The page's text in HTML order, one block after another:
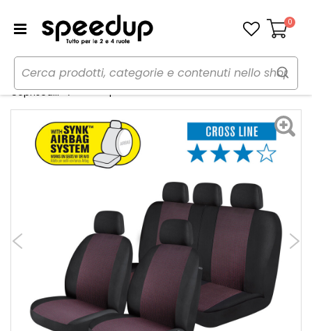
Carrello
0
Home Auto
Accessori interni e comfort
Coprisedili
Set coprisedili More - Cross - NORRIS